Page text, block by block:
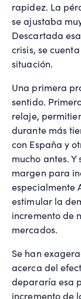
rapidez. La
se ajustaba
Descartada
crisis, se
situación.
Una primera
sentido.
relaje,
durante más
con España y
mucho antes.
margen para
especialmente
estimular la
incremento de
mercados.
Se han
acerca del
depararía esa
incremento de